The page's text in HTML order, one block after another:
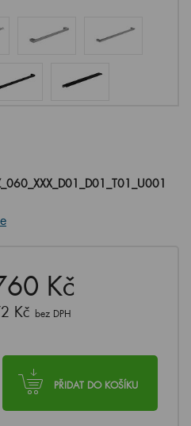
Kč
Kč bez DPH
PŘIDAT DO KOŠÍKU